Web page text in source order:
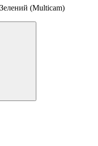
(Multicam)